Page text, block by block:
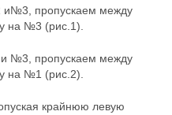
пропускаем между
на №3 (рис.1).
№3, пропускаем между
на №1 (рис.2).
крайнюю левую